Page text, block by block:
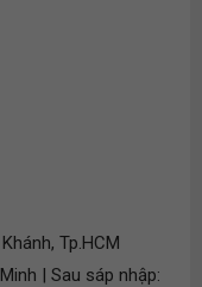
Tp.HCM
| Sau sáp nhập: